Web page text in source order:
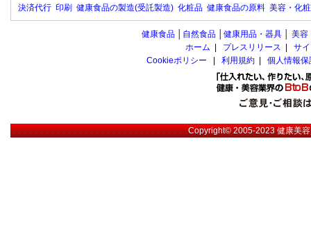
決済代行 印刷 健康食品の製造(受託製造) 化粧品 健康食品の原料 美容・化
健康食品 自然食品 健康用品・器具 美容
ホーム
プレスリリース
サ
Cookieポリシー
利用規約 個人情報
Copyright© 2005-2023健康美